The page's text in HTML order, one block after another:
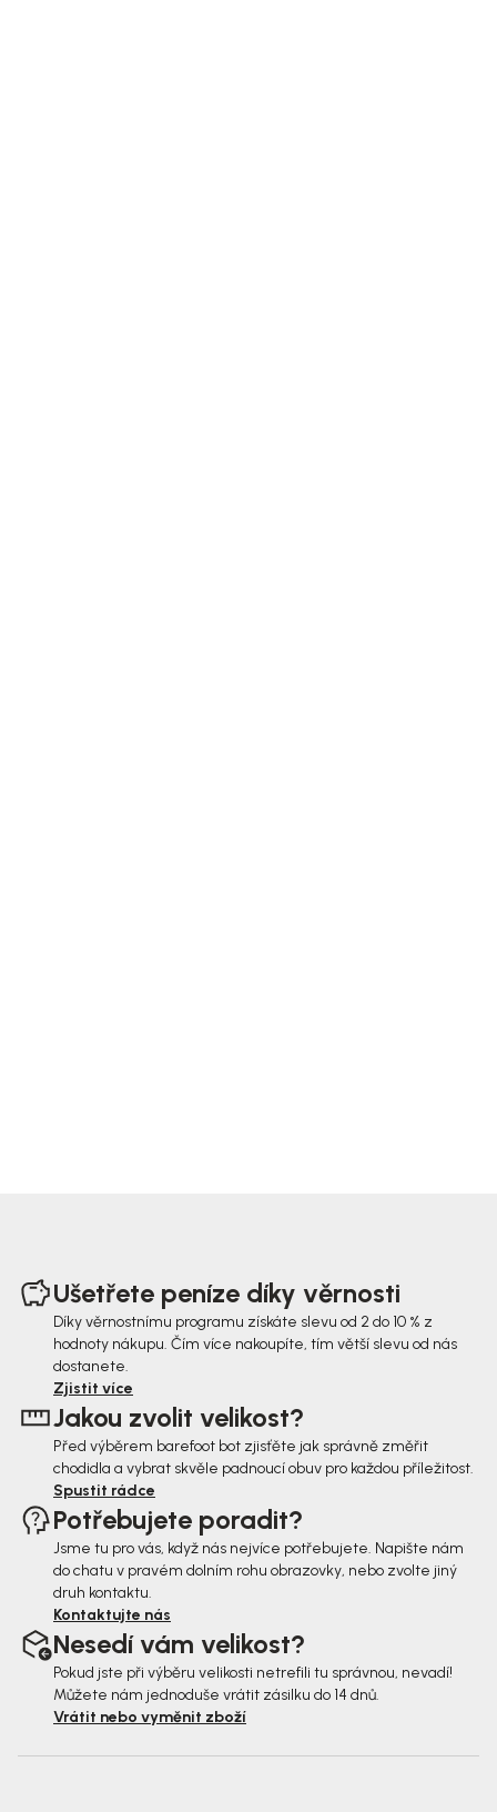
Ušetřete peníze díky věrnosti
Díky věrnostnímu programu získáte slevu od 2 do 10 % z
hodnoty nákupu. Čím více nakoupíte, tím větší slevu od nás
dostanete.
Zjistit více
Jakou zvolit velikost?
Před výběrem barefoot bot zjisťěte jak správně změřit
chodidla a vybrat skvěle padnoucí obuv pro každou příležitost.
Spustit rádce
Potřebujete poradit?
Jsme tu pro vás, když nás nejvíce potřebujete. Napište nám
do chatu v pravém dolním rohu obrazovky, nebo zvolte jiný
druh kontaktu.
Kontaktujte nás
Nesedí vám velikost?
Pokud jste při výběru velikosti netrefili tu správnou, nevadí!
Můžete nám jednoduše vrátit zásilku do 14 dnů.
Vrátit nebo vyměnit zboží